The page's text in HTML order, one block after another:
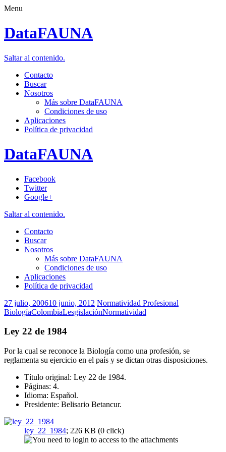
Menu
DataFAUNA
Saltar al contenido.
Contacto
Buscar
Nosotros
Más sobre DataFAUNA
Condiciones de uso
Aplicaciones
Política de privacidad
DataFAUNA
Facebook
Twitter
Google+
Saltar al contenido.
Contacto
Buscar
Nosotros
Más sobre DataFAUNA
Condiciones de uso
Aplicaciones
Política de privacidad
27 julio, 200610 junio, 2012 Normatividad Profesional
BiologíaColombiaLesgislaciónNormatividad
Ley 22 de 1984
Por la cual se reconoce la Biología como una profesión, se
reglamenta su ejercicio en el país y se dictan otras disposiciones.
Título original: Ley 22 de 1984.
Páginas: 4.
Idioma: Español.
Presidente: Belisario Betancur.
ley_22_1984; 226 KB (0 click)